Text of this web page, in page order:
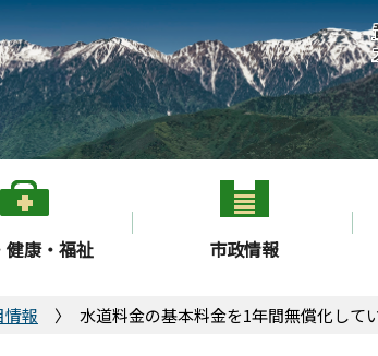
健康・福祉 市政情報
情報 水道料金の基本料金を1年間無償化して